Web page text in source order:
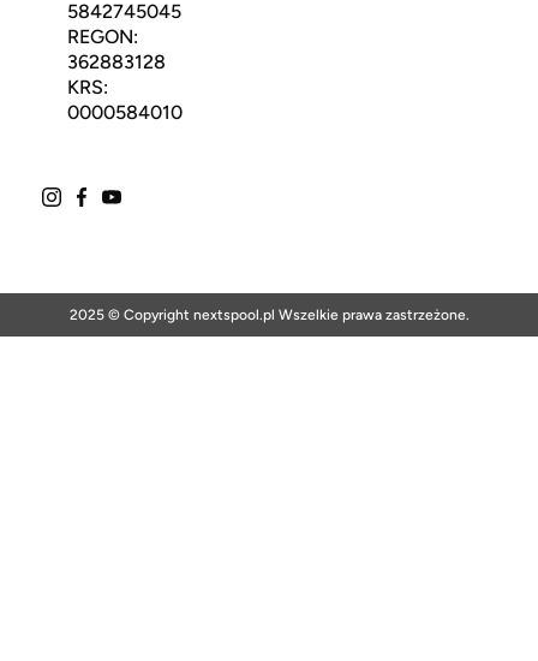
5842745045
REGON:
362883128
KRS:
0000584010